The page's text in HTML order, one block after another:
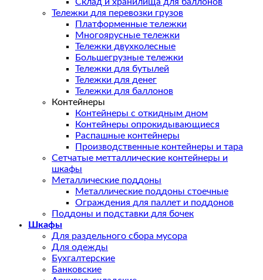
Склад и хранилища для баллонов
Тележки для перевозки грузов
Платформенные тележки
Многоярусные тележки
Тележки двухколесные
Большегрузные тележки
Тележки для бутылей
Тележки для денег
Тележки для баллонов
Контейнеры
Контейнеры с откидным дном
Контейнеры опрокидывающиеся
Распашные контейнеры
Производственные контейнеры и тара
Сетчатые метталлические контейнеры и
шкафы
Металлические поддоны
Металлические поддоны стоечные
Ограждения для паллет и поддонов
Поддоны и подставки для бочек
Шкафы
Для раздельного сбора мусора
Для одежды
Бухгалтерские
Банковские